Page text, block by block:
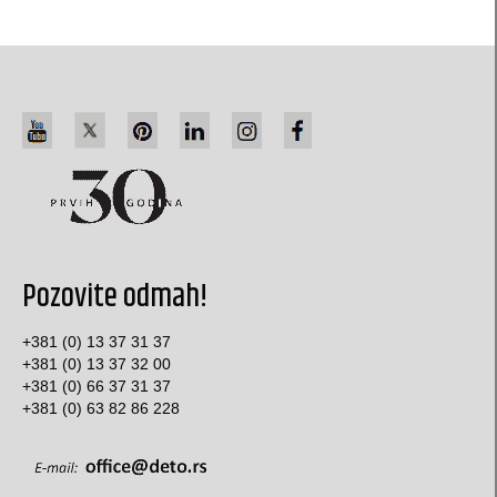
pillow-box (L4) za nakit
originalne kutije za nakit
Bombonjera kutije
specijalna ambalaža
šestougaone kutije
Specijalne koverte
Kutije za postere i plakate
Pozovite odmah!
+381 (0) 13 37 31 37
+381 (0) 13 37 32 00
+381 (0) 66 37 31 37
+381 (0) 63 82 86 228